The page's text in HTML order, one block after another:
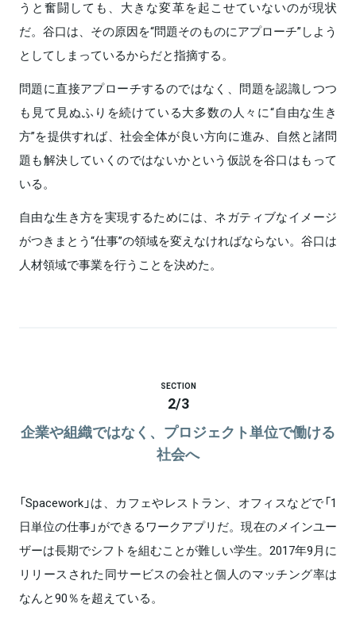
うと奮闘しても、大きな変革を起こせていないのが現状
だ。谷口は、その原因を“問題そのものにアプローチ”しよう
としてしまっているからだと指摘する。
問題に直接アプローチするのではなく、問題を認識しつつ
も見て見ぬふりを続けている大多数の人々に“自由な生き
方”を提供すれば、社会全体が良い方向に進み、自然と諸問
題も解決していくのではないかという仮説を谷口はもって
いる。
自由な生き方を実現するためには、ネガティブなイメージ
がつきまとう“仕事”の領域を変えなければならない。谷口は
人材領域で事業を行うことを決めた。
SECTION
2/3
企業や組織ではなく、プロジェクト単位で働ける
社会へ
「Spacework」は、カフェやレストラン、オフィスなどで「1
日単位の仕事」ができるワークアプリだ。現在のメインユー
ザーは長期でシフトを組むことが難しい学生。2017年9月に
リリースされた同サービスの会社と個人のマッチング率は
なんと90％を超えている。